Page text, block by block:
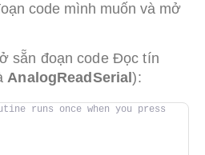
code mình muốn và mở
sẵn đoạn code Đọc tín
AnalogReadSerial):
runs once when you press